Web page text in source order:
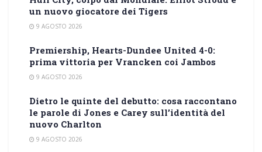
un nuovo giocatore dei Tigers
9 AGOSTO 2026
Premiership, Hearts-Dundee United 4-0:
prima vittoria per Vrancken coi Jambos
9 AGOSTO 2026
Dietro le quinte del debutto: cosa raccontano
le parole di Jones e Carey sull’identità del
nuovo Charlton
9 AGOSTO 2026